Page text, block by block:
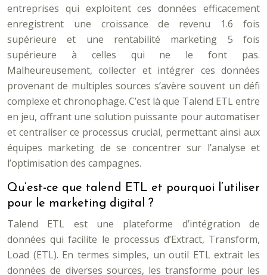
entreprises qui exploitent ces données efficacement
enregistrent une croissance de revenu 1.6 fois
supérieure et une rentabilité marketing 5 fois
supérieure à celles qui ne le font pas.
Malheureusement, collecter et intégrer ces données
provenant de multiples sources s’avère souvent un défi
complexe et chronophage. C’est là que Talend ETL entre
en jeu, offrant une solution puissante pour automatiser
et centraliser ce processus crucial, permettant ainsi aux
équipes marketing de se concentrer sur l’analyse et
l’optimisation des campagnes.
Qu’est-ce que talend ETL et pourquoi l’utiliser
pour le marketing digital ?
Talend ETL est une plateforme d’intégration de
données qui facilite le processus d’Extract, Transform,
Load (ETL). En termes simples, un outil ETL extrait les
données de diverses sources, les transforme pour les